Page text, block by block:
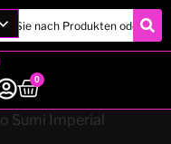
0
Sumi Imperial